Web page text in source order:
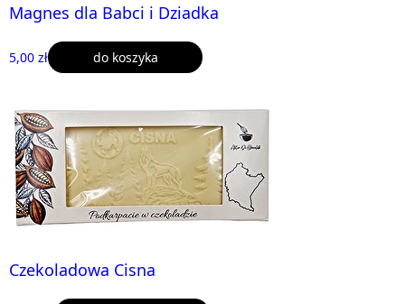
Magnes dla Babci i Dziadka
5,00 zł do koszyka
Czekoladowa Cisna